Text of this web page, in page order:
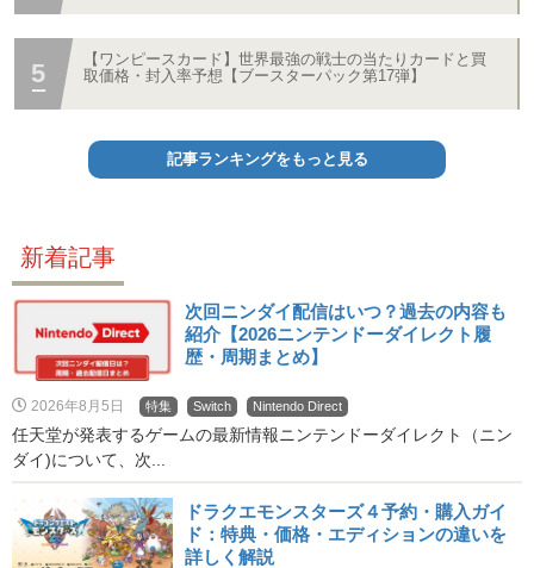
【ワンピースカード】世界最強の戦士の当たりカードと買
取価格・封入率予想【ブースターパック第17弾】
記事ランキングをもっと見る
新着記事
次回ニンダイ配信はいつ？過去の内容も
紹介【2026ニンテンドーダイレクト履
歴・周期まとめ】
2026年8月5日 特集 Switch Nintendo Direct
任天堂が発表するゲームの最新情報ニンテンドーダイレクト（ニン
ダイ)について、次...
ドラクエモンスターズ４予約・購入ガイ
ド：特典・価格・エディションの違いを
詳しく解説